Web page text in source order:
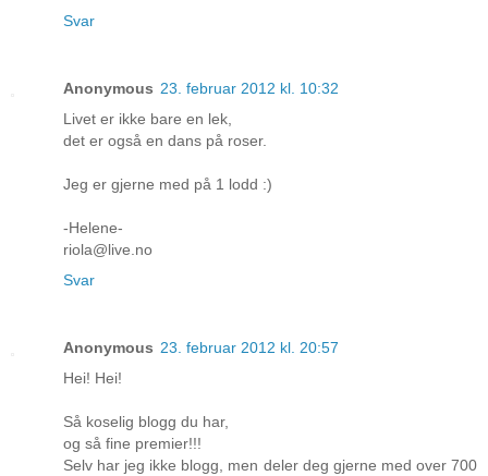
Svar
Anonymous 23. februar 2012 kl. 10:32
Livet er ikke bare en lek,
det er også en dans på roser.
Jeg er gjerne med på 1 lodd :)
-Helene-
riola@live.no
Svar
Anonymous 23. februar 2012 kl. 20:57
Hei! Hei!
Så koselig blogg du har,
og så fine premier!!!
Selv har jeg ikke blogg, men deler deg gjerne med over 700